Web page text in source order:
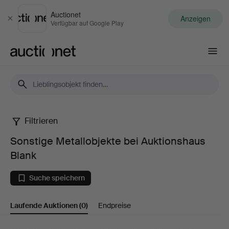
Schließen
Auctionet
Verfügbar auf Google Play Anzeigen
Sonstige
Metallobjekte
bei
Auktionshaus
Filtrieren
Sonstige Metallobjekte bei Auktionshaus
Blank
Suche speichern
Laufende Auktionen(0) Endpreise